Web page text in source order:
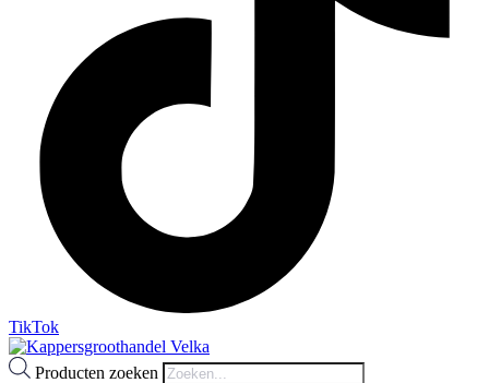
TikTok
Producten zoeken